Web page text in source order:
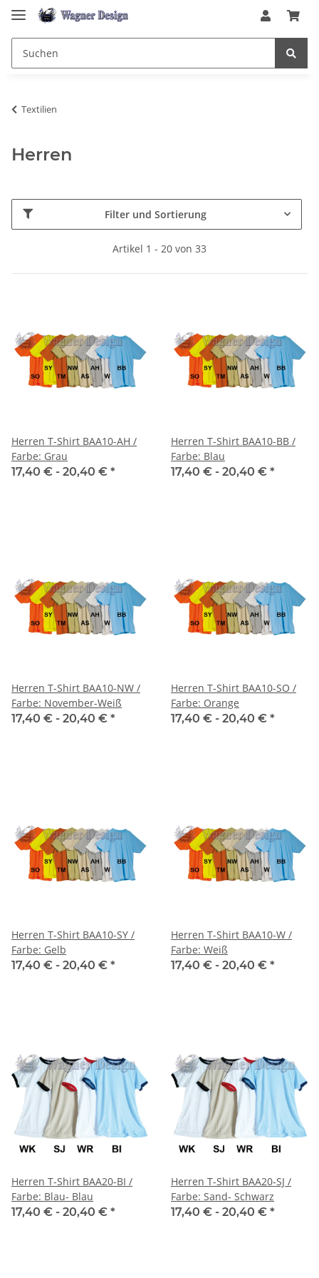
Textilien
Herren
Filter und Sortierung
Artikel 1 - 20 von 33
Herren T-Shirt BAA10-AH /
Farbe: Grau
17,40 € - 20,40 € *
Herren T-Shirt BAA10-BB /
Farbe: Blau
17,40 € - 20,40 € *
Herren T-Shirt BAA10-NW /
Farbe: November-Weiß
17,40 € - 20,40 € *
Herren T-Shirt BAA10-SO /
Farbe: Orange
17,40 € - 20,40 € *
Herren T-Shirt BAA10-SY /
Farbe: Gelb
17,40 € - 20,40 € *
Herren T-Shirt BAA10-W /
Farbe: Weiß
17,40 € - 20,40 € *
Herren T-Shirt BAA20-BI /
Farbe: Blau- Blau
17,40 € - 20,40 € *
Herren T-Shirt BAA20-SJ /
Farbe: Sand- Schwarz
17,40 € - 20,40 € *